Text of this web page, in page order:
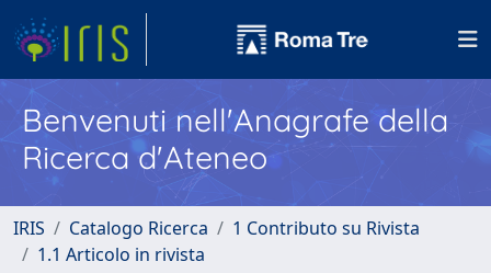
Benvenuti nell'Anagrafe della
Ricerca d'Ateneo
IRIS Catalogo Ricerca
1 Contributo su Rivista
1.1 Articolo in rivista